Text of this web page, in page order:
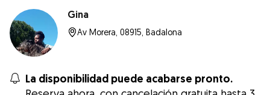
Gina
Av Morera, 08915, Badalona
La disponibilidad puede acabarse pronto.